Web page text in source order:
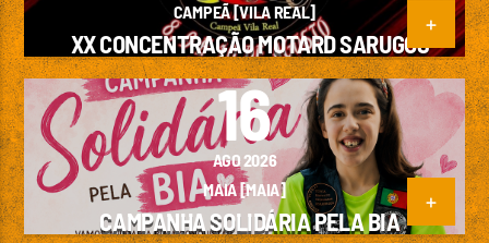
Emissão da All Stars Radio
CAMPEÃ [VILA REAL]
XX CONCENTRAÇÃO MOTARD SARUGOS
16
AGO 2026
MAIA [MAIA]
CAMPANHA SOLIDÁRIA PELA BIA